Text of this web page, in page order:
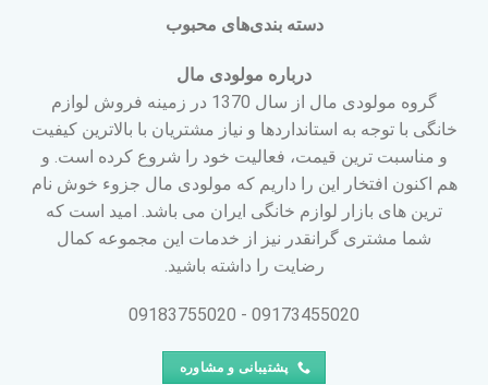
دسته بندی‌های محبوب
درباره مولودی مال
گروه مولودی مال از سال 1370 در زمینه فروش لوازم
خانگی با توجه به استانداردها و نیاز مشتریان با بالاترین کیفیت
و مناسبت ترین قیمت، فعالیت خود را شروع کرده است. و
هم اکنون افتخار این را داریم که مولودی مال جزوء خوش نام
ترین های بازار لوازم خانگی ایران می باشد. امید است که
شما مشتری گرانقدر نیز از خدمات این مجموعه کمال
رضایت را داشته باشید.
09173455020 - 09183755020
پشتیبانی و مشاوره